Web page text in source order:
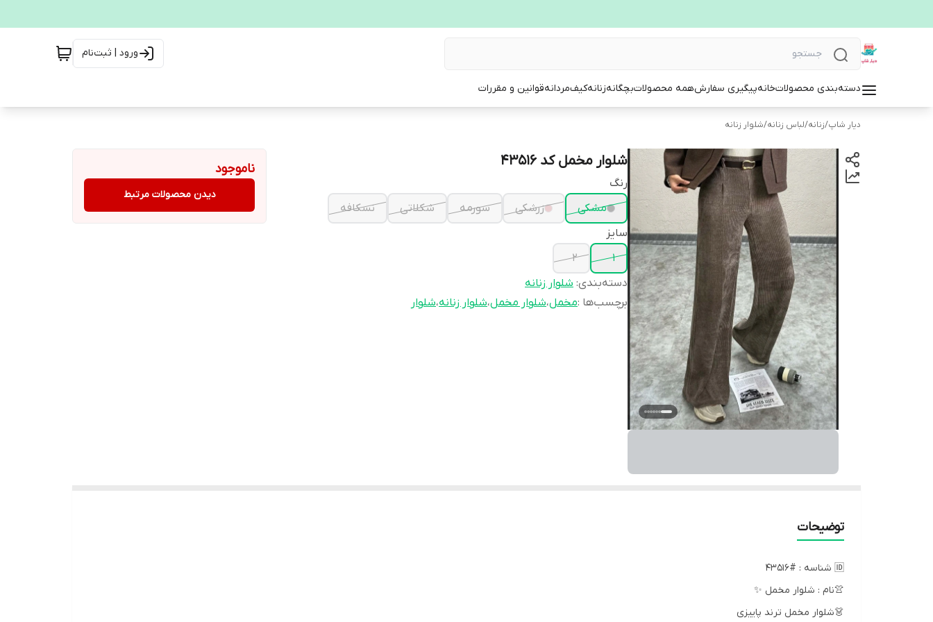
ورود | ثبت‌نام
دسته‌بندی محصولاتخانهپیگیری سفارشهمه محصولاتبچگانهزنانهکیفمردانهقوانین و مقررات
دیار شاپ/زنانه/لباس زنانه/شلوار زنانه
شلوار مخمل کد 43516
رنگ
مشکی
زرشکی سورمه شکلاتی
نسکافه
سایز
1
2
دسته‌بندی: شلوار زنانه
برچسب‌ها :مخمل،شلوار مخمل،شلوار زنانه،شلوار
ناموجود
دیدن محصولات مرتبط
توضیحات
🆔 شناسه : #43516
👚نام : شلوار مخمل ✨
👗شلوار مخمل ترند پاییزی